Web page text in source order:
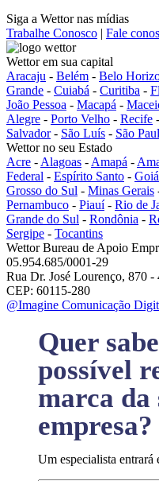
Siga a Wettor nas mídias
Trabalhe Conosco | Fale
Wettor em sua capital
Aracaju - Belém - Belo
Grande - Cuiabá - Curitiba -
João Pessoa - Macapá -
Alegre - Porto Velho - Recife -
Salvador- São Luís - São
Wettor no seu Estado
Acre - Alagoas - Amapá -
Federal - Espírito Santo -
Grosso do Sul - Minas Gerais
Pernambuco - Piauí- Rio de
Grande do Sul - Rondônia -
Sergipe - Tocantins
Wettor Bureau de Apoio
05.954.685/0001-29
Rua Dr. José Lourenço, 870 -
CEP: 60115-280
@Imagine Comunicação
Quer
possível
marca da
empresa?
Um especialista entrará